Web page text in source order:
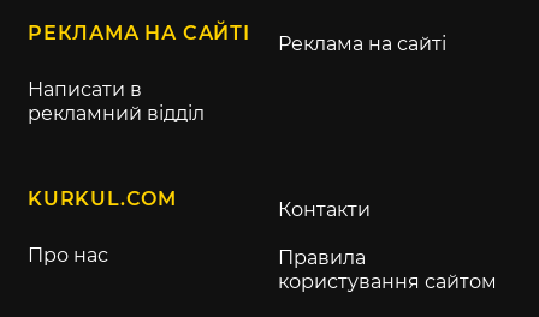
РЕКЛАМА НА САЙТІ
Написати в
рекламний відділ
Реклама на сайті
KURKUL.COM
Про нас
Контакти
Правила
користування сайтом